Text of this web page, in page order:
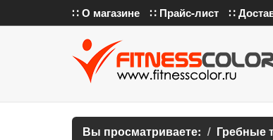
∷ О магазине ∷ Прайс-лист ∷
Вы просматриваете: Гребные